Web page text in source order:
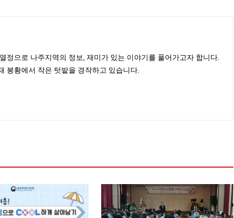
정으로 나주지역의 정보, 재미가 있는 이야기를 풀어가고자 합니다.
봉황에서 작은 텃밭을 경작하고 있습니다.